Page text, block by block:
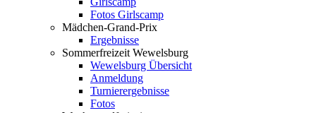
Fotos Girlscamp
Mädchen-Grand-Prix
Ergebnisse
Sommerfreizeit Wewelsburg
Wewelsburg Übersicht
Anmeldung
Turnierergebnisse
Fotos